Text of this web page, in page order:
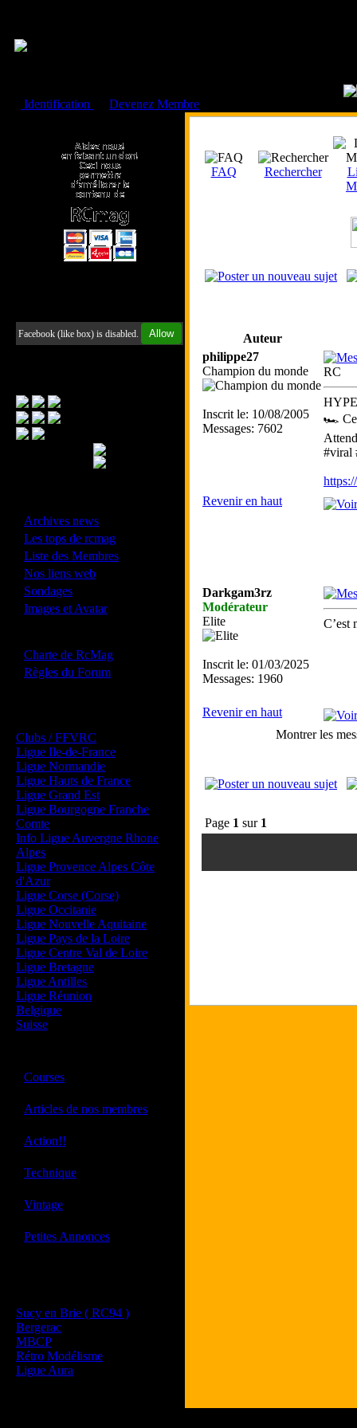
Identification
Devenez Membre
Facebook (like box) is disabled. Allow
Archives news
Les tops de rcmag
Liste des Membres
Nos liens web
Sondages
Images et Avatar
Charte de RcMag
Règles du Forum
Clubs / FFVRC
Ligue Ile-de-France
Ligue Normandie
Ligue Hauts de France
Ligue Grand Est
Ligue Bourgogne Franche
Comte
Info Ligue Auvergne Rhone
Alpes
Ligue Provence Alpes Côte
d'Azur
Ligue Corse (Corse)
Ligue Occitanie
Ligue Nouvelle Aquitaine
Ligue Pays de la Loire
Ligue Centre Val de Loire
Ligue Bretagne
Ligue Antilles
Ligue Réunion
Belgique
Suisse
Courses
Articles de nos membres
Action!!
Technique
Vintage
Petites Annonces
Sucy en Brie ( RC94 )
Bergerac
MBCP
Rétro Modélisme
Ligue Aura
FAQ Rechercher
Auteur
philippe27
Champion du monde
Inscrit le: 10/08/2005
Messages: 7602
RC
🏎️
#viral
Revenir en haut
Darkgam3rz
Modérateur
Elite
Inscrit le: 01/03/2025
Messages: 1960
C’est
Revenir en haut
Montrer les
Page 1 sur 1